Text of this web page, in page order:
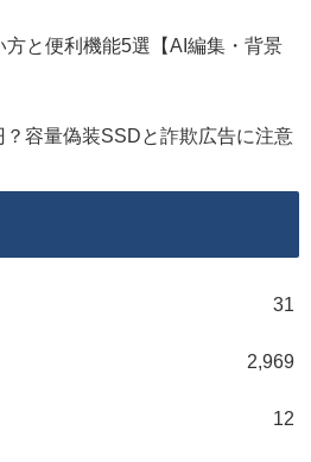
と便利機能5選【AI編集・背景
容量偽装SSDと詐欺広告に注意
31
2,969
12